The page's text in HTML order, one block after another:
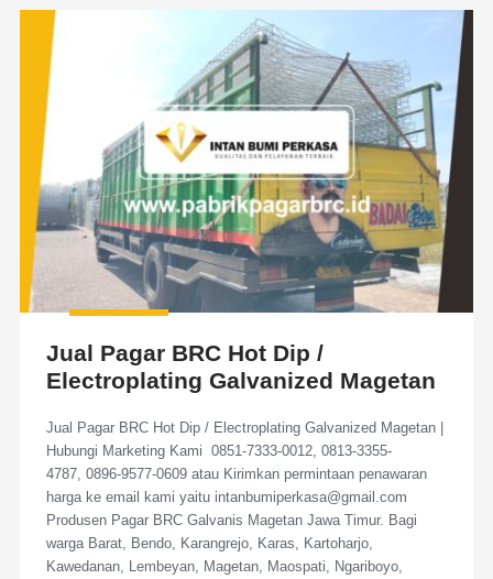
Jual Pagar BRC Hot Dip /
Electroplating Galvanized Magetan
Jual Pagar BRC Hot Dip / Electroplating Galvanized Magetan |
Hubungi Marketing Kami 0851-7333-0012, 0813-3355-
4787, 0896-9577-0609 atau Kirimkan permintaan penawaran
harga ke email kami yaitu intanbumiperkasa@gmail.com
Produsen Pagar BRC Galvanis Magetan Jawa Timur. Bagi
warga Barat, Bendo, Karangrejo, Karas, Kartoharjo,
Kawedanan, Lembeyan, Magetan, Maospati, Ngariboyo,